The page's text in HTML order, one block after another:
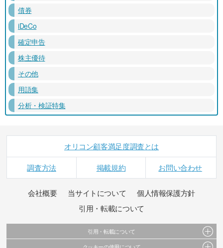
債券
iDeCo
確定申告
株主優待
その他
用語集
分析・検証特集
オリコン顧客満足度調査とは
調査方法 掲載規約 お問い合わせ
会社概要 当サイトについて
個人情報保護方針
引用・転載について
引用・転載について